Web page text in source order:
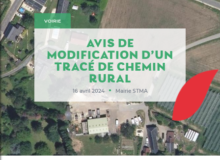
VOIRIE
AVIS DE
MODIFICATION D’UN
TRACÉ DE CHEMIN
RURAL
16 avril 2024 ● Mairie STMA